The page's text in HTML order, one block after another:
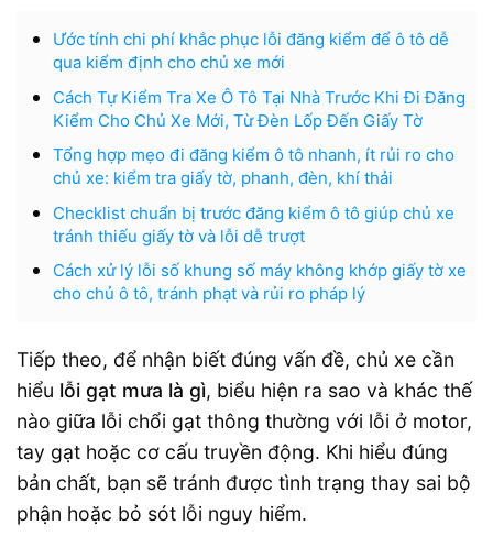
Ước tính chi phí khắc phục lỗi đăng kiểm để ô tô dễ
qua kiểm định cho chủ xe mới
Cách Tự Kiểm Tra Xe Ô Tô Tại Nhà Trước Khi Đi Đăng
Kiểm Cho Chủ Xe Mới, Từ Đèn Lốp Đến Giấy Tờ
Tổng hợp mẹo đi đăng kiểm ô tô nhanh, ít rủi ro cho
chủ xe: kiểm tra giấy tờ, phanh, đèn, khí thải
Checklist chuẩn bị trước đăng kiểm ô tô giúp chủ xe
tránh thiếu giấy tờ và lỗi dễ trượt
Cách xử lý lỗi số khung số máy không khớp giấy tờ xe
cho chủ ô tô, tránh phạt và rủi ro pháp lý
Tiếp theo, để nhận biết đúng vấn đề, chủ xe cần
hiểu lỗi gạt mưa là gì, biểu hiện ra sao và khác thế
nào giữa lỗi chổi gạt thông thường với lỗi ở motor,
tay gạt hoặc cơ cấu truyền động. Khi hiểu đúng
bản chất, bạn sẽ tránh được tình trạng thay sai bộ
phận hoặc bỏ sót lỗi nguy hiểm.